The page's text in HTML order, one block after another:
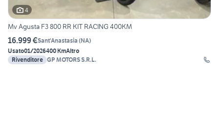
4
Mv Agusta F3 800 RR KIT RACING 400KM
16.999 €Sant'Anastasia (NA)
Usato01/2026400 KmAltro
Rivenditore GP MOTORS S.R.L.